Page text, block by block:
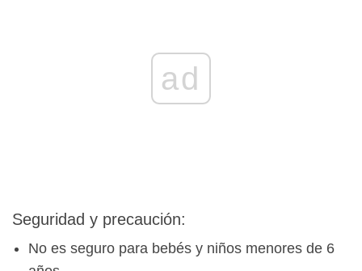
ad
Seguridad y precaución:
No es seguro para bebés y niños menores de 6